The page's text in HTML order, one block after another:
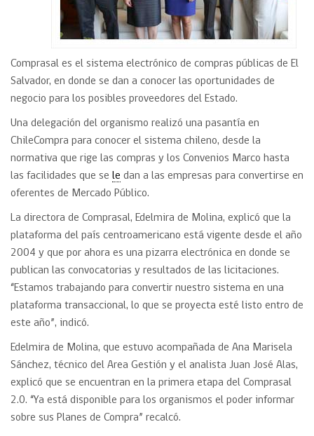
Comprasal es el sistema electrónico de compras públicas de El
Salvador, en donde se dan a conocer las oportunidades de
negocio para los posibles proveedores del Estado.
Una delegación del organismo realizó una pasantía en
ChileCompra para conocer el sistema chileno, desde la
normativa que rige las compras y los Convenios Marco hasta
las facilidades que se le dan a las empresas para convertirse en
oferentes de Mercado Público.
La directora de Comprasal, Edelmira de Molina, explicó que la
plataforma del país centroamericano está vigente desde el año
2004 y que por ahora es una pizarra electrónica en donde se
publican las convocatorias y resultados de las licitaciones.
“Estamos trabajando para convertir nuestro sistema en una
plataforma transaccional, lo que se proyecta esté listo entro de
este año”, indicó.
Edelmira de Molina, que estuvo acompañada de Ana Marisela
Sánchez, técnico del Area Gestión y el analista Juan José Alas,
explicó que se encuentran en la primera etapa del Comprasal
2.0. “Ya está disponible para los organismos el poder informar
sobre sus Planes de Compra” recalcó.